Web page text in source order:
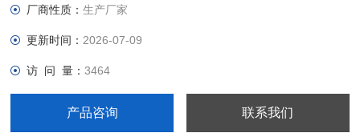
厂商性质：生产厂家
更新时间： 2026-07-09
访 问 量：3464
产品咨询 联系我们